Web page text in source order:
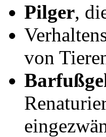
Pilger,
von